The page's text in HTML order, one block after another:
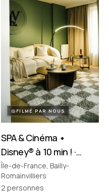
FILMÉ PAR NOUS
SPA & Cinéma •
Disney® à 10 min ! ·
Bailly-Romainvilliers
Île-de-France, Bailly-
Romainvilliers
2 personnes